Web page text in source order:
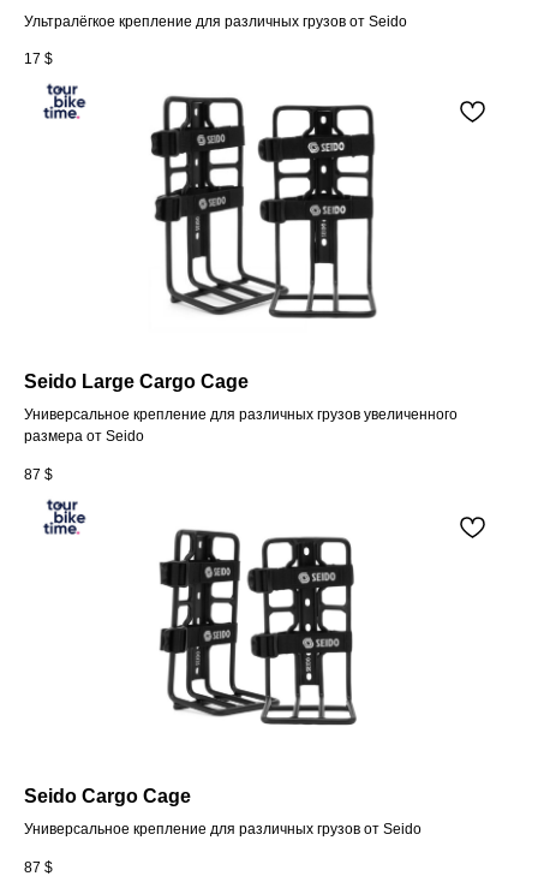
Ультралёгкое крепление для различных грузов от Seido
17 $
Seido Large Cargo Cage
Универсальное крепление для различных грузов увеличенного
размера от Seido
87 $
Seido Cargo Cage
Универсальное крепление для различных грузов от Seido
87 $